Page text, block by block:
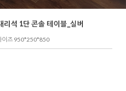
리석 1단 콘솔 테이블_실버
이즈 950*250*850